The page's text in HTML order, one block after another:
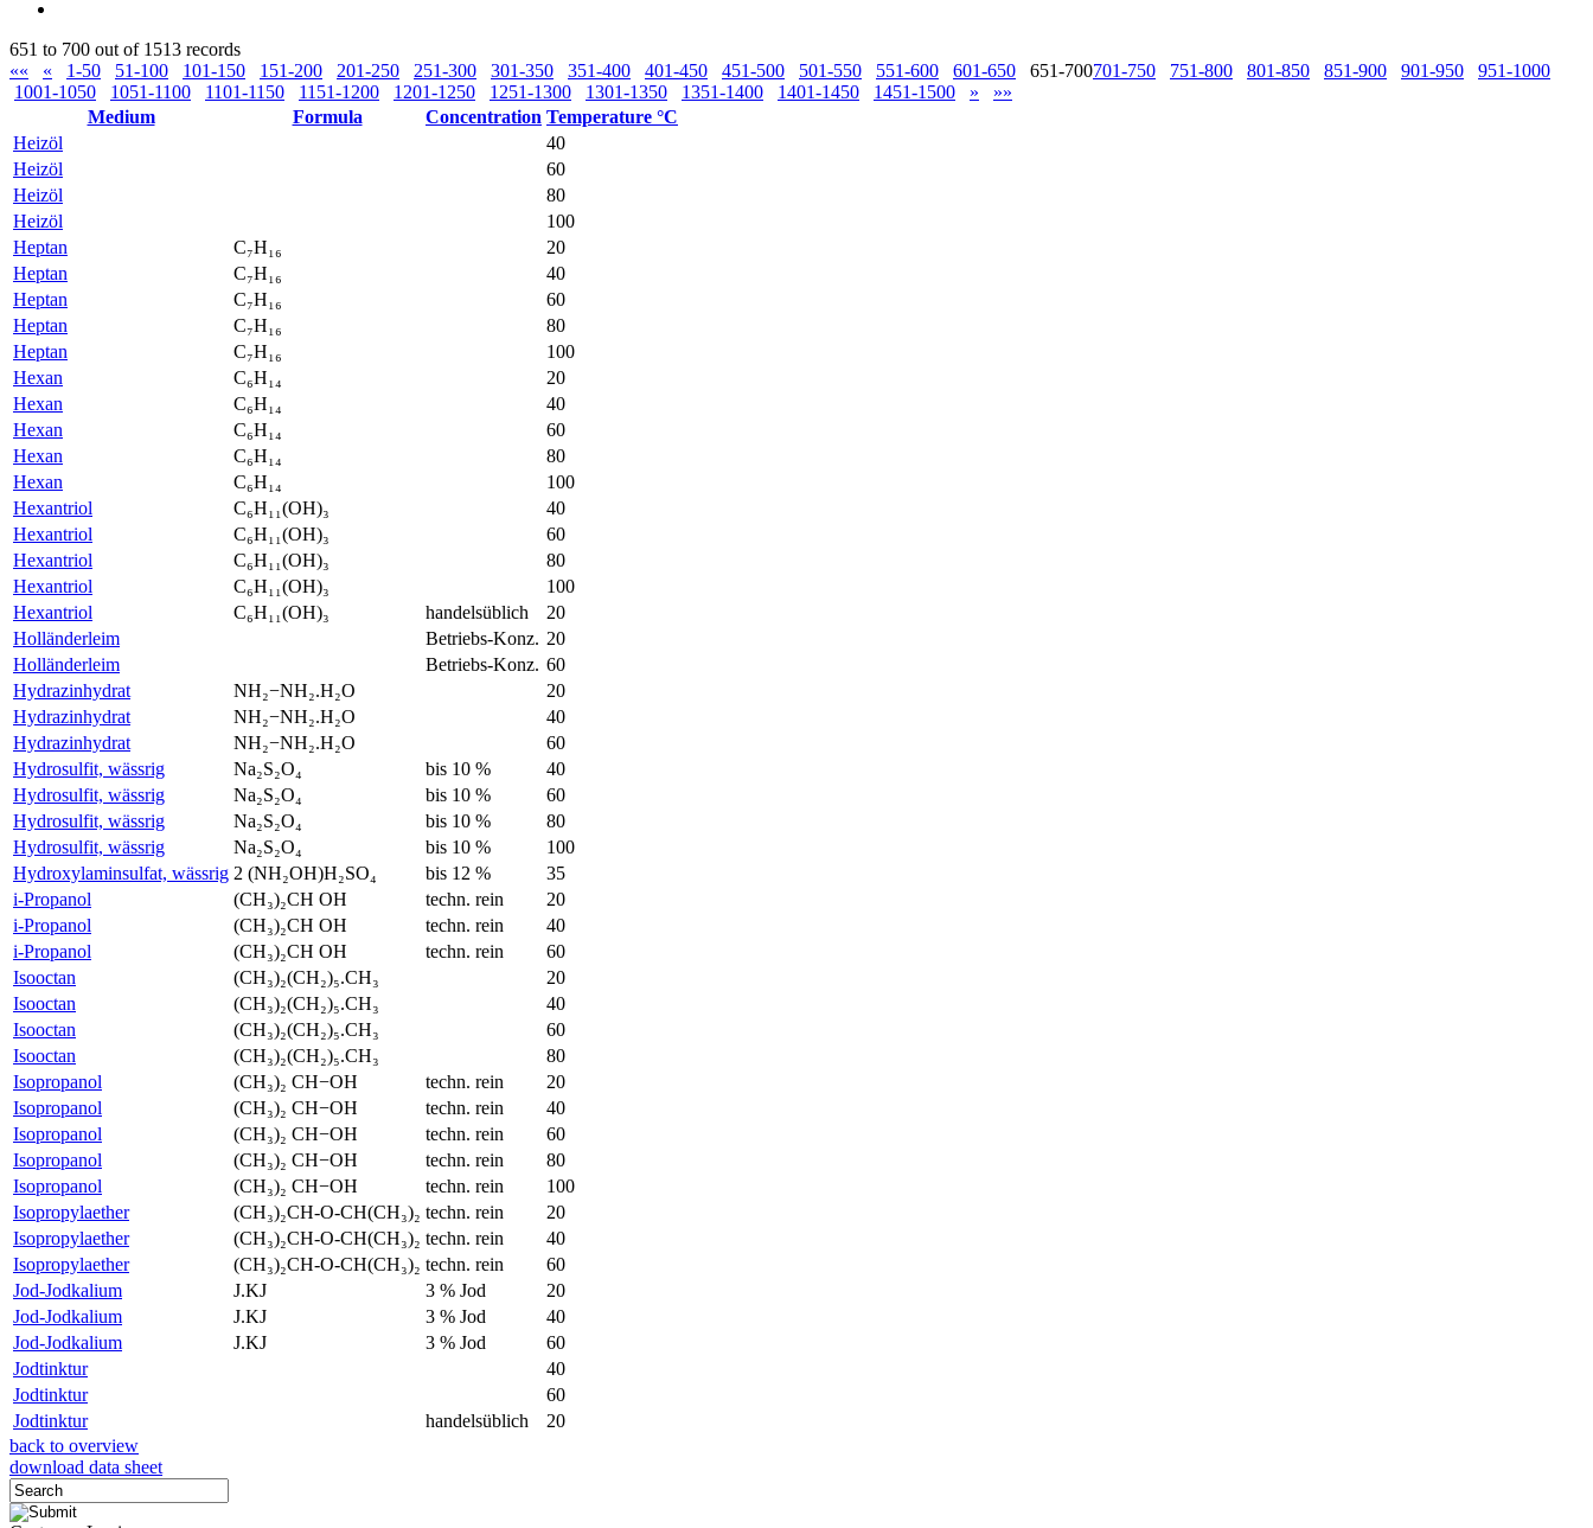
651 to 700 out of 1513 records
««
« 1-50 51-100 101-150 151-200 201-250 251-300 301-350 351-400 401-450 451-500 501-550 551-600 601-650 651-700701-750 751-800 801-850 851-900 901-950
951-1000
1001-1050
1051-1100 1101-1150 1151-1200 1201-1250 1251-1300 1301-1350 1351-1400 1401-1450 1451-1500 »
»»
Medium
Formula Concentration Temperature °C
Heizöl
40
Heizöl
60
Heizöl
80
Heizöl
100
Heptan
C₇H₁₆
20
Heptan
C₇H₁₆
40
Heptan
C₇H₁₆
60
Heptan
C₇H₁₆
80
Heptan
C₇H₁₆
100
Hexan
C₆H₁₄
20
Hexan
C₆H₁₄
40
Hexan
C₆H₁₄
60
Hexan
C₆H₁₄
80
Hexan
C₆H₁₄
100
Hexantriol
C₆H₁₁(OH)₃
40
Hexantriol
C₆H₁₁(OH)₃
60
Hexantriol
C₆H₁₁(OH)₃
80
Hexantriol
C₆H₁₁(OH)₃
100
Hexantriol
C₆H₁₁(OH)₃ handelsüblich
20
Holländerleim
Betriebs-Konz. 20
Holländerleim
Betriebs-Konz. 60
Hydrazinhydrat
NH₂−NH₂.H₂O
20
Hydrazinhydrat
NH₂−NH₂.H₂O
40
Hydrazinhydrat
NH₂−NH₂.H₂O
60
Hydrosulfit, wässrig
Na₂S₂O₄ bis 10 %
40
Hydrosulfit, wässrig
Na₂S₂O₄ bis 10 %
60
Hydrosulfit, wässrig
Na₂S₂O₄ bis 10 %
80
Hydrosulfit, wässrig
Na₂S₂O₄ bis 10 %
100
Hydroxylaminsulfat, wässrig 2 (NH₂OH)H₂SO₄ bis 12 %
35
i-Propanol
(CH₃)₂CH OH techn. rein
20
i-Propanol
(CH₃)₂CH OH techn. rein
40
i-Propanol
(CH₃)₂CH OH techn. rein
60
Isooctan
(CH₃)₂(CH₂)₅.CH₃
20
Isooctan
(CH₃)₂(CH₂)₅.CH₃
40
Isooctan
(CH₃)₂(CH₂)₅.CH₃
60
Isooctan
(CH₃)₂(CH₂)₅.CH₃
80
Isopropanol
(CH₃)₂ CH−OH techn. rein
20
Isopropanol
(CH₃)₂ CH−OH techn. rein
40
Isopropanol
(CH₃)₂ CH−OH techn. rein
60
Isopropanol
(CH₃)₂ CH−OH techn. rein
80
Isopropanol
(CH₃)₂ CH−OH techn. rein
100
Isopropylaether
(CH₃)₂CH-O-CH(CH₃)₂ techn. rein
20
Isopropylaether
(CH₃)₂CH-O-CH(CH₃)₂ techn. rein
40
Isopropylaether
(CH₃)₂CH-O-CH(CH₃)₂ techn. rein
60
Jod-Jodkalium
J.KJ 3 % Jod
20
Jod-Jodkalium
J.KJ 3 % Jod
40
Jod-Jodkalium
J.KJ 3 % Jod
60
Jodtinktur
40
Jodtinktur
60
Jodtinktur
handelsüblich
20
back to overview
download data sheet